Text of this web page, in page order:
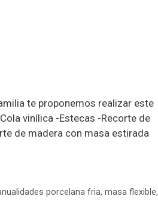
te proponemos realizar este
vinílica -Estecas -Recorte de
de madera con masa estirada
porcelana fria, masa flexible,